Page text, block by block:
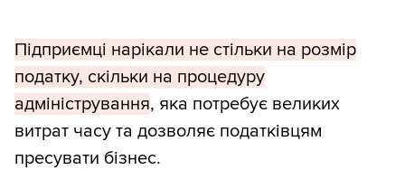
Підприємці нарікали не стільки на розмір
податку, скільки на процедуру
адміністрування, яка потребує великих
витрат часу та дозволяє податківцям
пресувати бізнес.